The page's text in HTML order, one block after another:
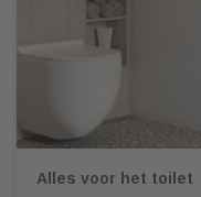
Alles voor het toilet